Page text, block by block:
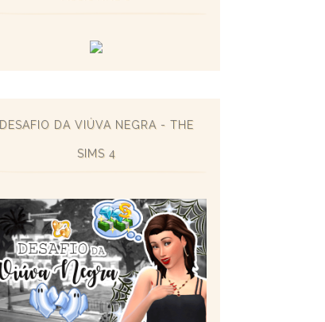
DESAFIO DA VIÚVA NEGRA - THE
SIMS 4